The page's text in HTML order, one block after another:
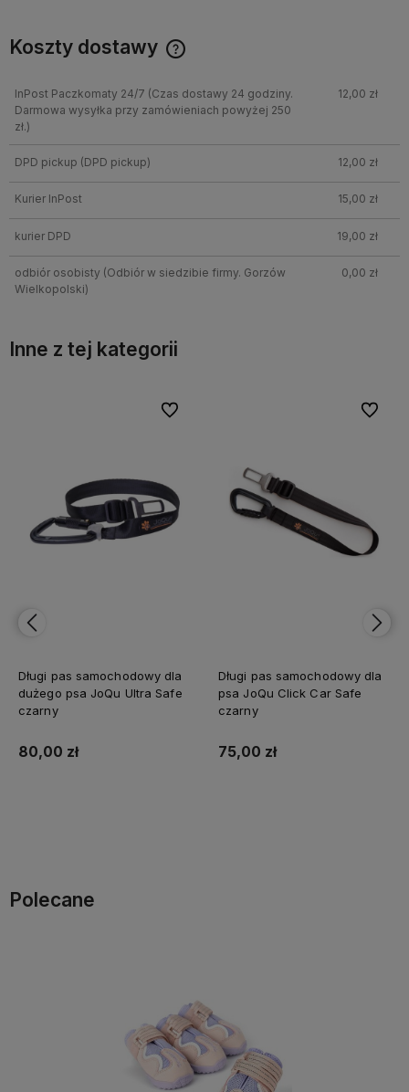
Koszty dostawy
InPost Paczkomaty 24/7 (Czas dostawy 24 godziny.
Darmowa wysyłka przy zamówieniach powyżej 250
zł.)
12,00 zł
DPD pickup (DPD pickup) 12,00 zł
Kurier InPost 15,00 zł
kurier DPD 19,00 zł
odbiór osobisty (Odbiór w siedzibie firmy. Gorzów
Wielkopolski)
0,00 zł
Inne z tej kategorii
Długi pas samochodowy dla
dużego psa JoQu Ultra Safe
czarny
80,00 zł
Do ulubionych
Długi pas samochodowy dla
psa JoQu Click Car Safe
czarny
75,00 zł
Do
Polecane